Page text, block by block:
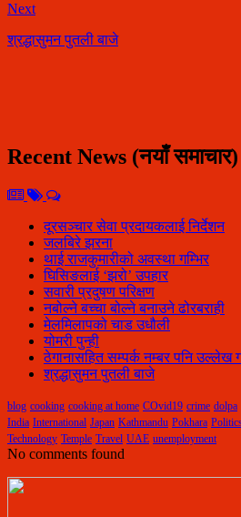
Next
श्रद्धासुमन पुतली बाजे
Recent News (नयाँ समाचार)
दूरसञ्चार सेवा प्रदायकलाई निर्देशन
जलबिरे झरना
थाई राजकुमारीको अवस्था गम्भिर
घिसिङलाई ‘झरो’ उपहार
सवारी प्रदुषण परिक्षण
नबोल्ने बच्चा बोल्ने बनाउने ढोरबराही
मेलमिलापको चाड उधौली
योमरी पुन्ही
ठेगानासहित सम्पर्क नम्बर पनि उल्लेख
श्रद्धासुमन पुतली बाजे
blog cooking cooking at home COvid19 crime dolpa
India International Japan Kathmandu Pokhara
Technology Temple Travel UAE unemployment
No comments found